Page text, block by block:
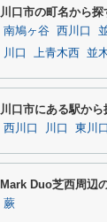
川口市の町名から探
南鳩ヶ谷 西川口
川口
上青木西 並
川口市にある駅から
西川口 川口 東川口
Mark Duo芝西周辺
蕨